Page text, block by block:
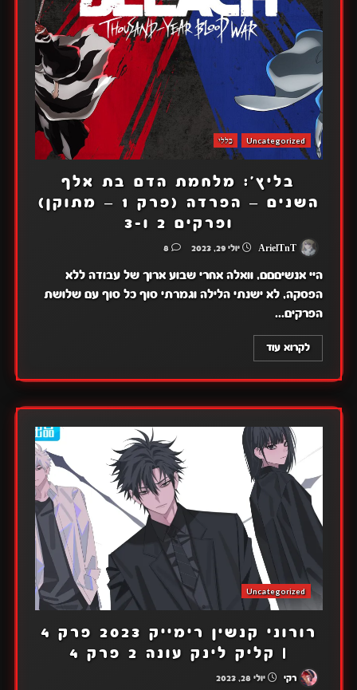
Uncategorized כללי
בליץ': מלחמת הדם בת אלף
השנים – הפרדה (פרק 1 – מתוקן)
ופרקים 2 ו-3
ArielTnT יולי 29, 2023 8
היי אנשיםםם, וואלה אחרי שבוע ארוך של עבודה ללא
הפסקה, לא ישנתי הלילה וגמרתי סוף כל סוף עם שלושת
הפרקים...
לקרוא עוד
Uncategorized
רורוני קנשין רימייק 2023 פרק 4
| קליק לינק עונה 2 פרק 4
רקי יולי 28, 2023